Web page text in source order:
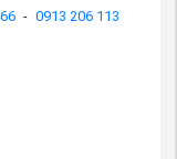
- 0913 206 113